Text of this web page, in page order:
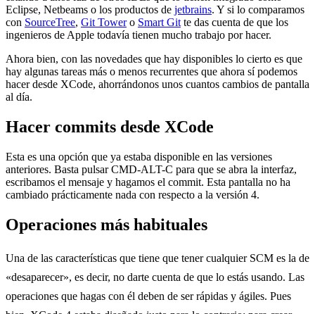
Eclipse, Netbeams o los productos de jetbrains. Y si lo comparamos
con SourceTree, Git Towero Smart Git te das cuenta de que los
ingenieros de Apple todavía tienen mucho trabajo por hacer.
Ahora bien, con las novedades que hay disponibles lo cierto es que
hay algunas tareas más o menos recurrentes que ahora sí podemos
hacer desde XCode, ahorrándonos unos cuantos cambios de pantalla
al día.
Hacer commits desde XCode
Esta es una opción que ya estaba disponible en las versiones
anteriores. Basta pulsar CMD-ALT-C para que se abra la interfaz,
escribamos el mensaje y hagamos el commit. Esta pantalla no ha
cambiado prácticamente nada con respecto a la versión 4.
Operaciones más habituales
Una de las características que tiene que tener cualquier SCM es la de
«desaparecer», es decir, no darte cuenta de que lo estás usando. Las
operaciones que hagas con él deben de ser rápidas y ágiles. Pues